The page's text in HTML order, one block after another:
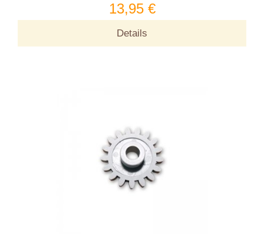
13,95 €
Details